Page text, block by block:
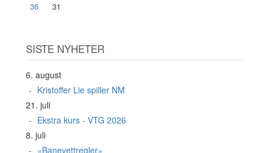
36
31
SISTE NYHETER
6. august
Kristoffer Lie spiller NM
21. juli
Ekstra kurs - VTG 2026
8. juli
«Banevettregler»